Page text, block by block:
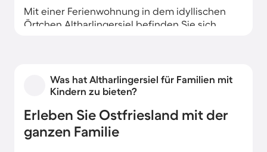
Mit einer Ferienwohnung in dem idyllischen
Örtchen Altharlingersiel befinden Sie sich
Fahrradtour oder Wattwanderung zu
erkunden. Ob gemütlich eingerichtete
friesischen Bauernhaus oder ein Ferienhaus in
Altharlingersiel: Genießen Sie vom Strandkorb
aus den Blick auf die Nordsee.
Was hat Altharlingersiel für Familien mit
Kindern zu bieten?
Erleben Sie Ostfriesland mit der
ganzen Familie